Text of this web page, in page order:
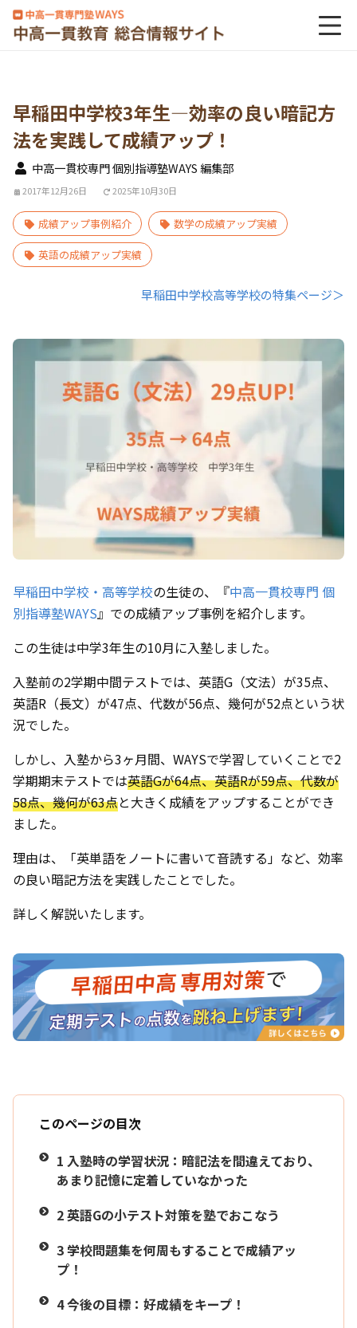
早稲田中学校3年生―効率の良い暗記方
法を実践して成績アップ！
中高一貫校専門 個別指導塾WAYS 編集部
2017年12月26日 2025年10月30日
成績アップ事例紹介 数学の成績アップ実績
英語の成績アップ実績
早稲田中学校高等学校の特集ページ＞
早稲田中学校・高等学校の生徒の、『中高一貫校専門 個
別指導塾WAYS』での成績アップ事例を紹介します。
この生徒は中学3年生の10月に入塾しました。
入塾前の2学期中間テストでは、英語G（文法）が35点、
英語R（長文）が47点、代数が56点、幾何が52点という状
況でした。
しかし、入塾から3ヶ月間、WAYSで学習していくことで2
学期期末テストでは英語Gが64点、英語Rが59点、代数が
58点、幾何が63点と大きく成績をアップすることができ
ました。
理由は、「英単語をノートに書いて音読する」など、効率
の良い暗記方法を実践したことでした。
詳しく解説いたします。
このページの目次
1 入塾時の学習状況：暗記法を間違えており、
あまり記憶に定着していなかった
2英語Gの小テスト対策を塾でおこなう
3学校問題集を何周もすることで成績アッ
プ！
4今後の目標：好成績をキープ！